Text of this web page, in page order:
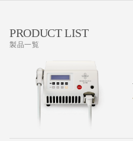
PRODUCT LIST
製品一覧